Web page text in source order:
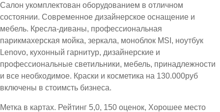
Салон укомплектован оборудованием в отличном
состоянии. Современное дизайнерское оснащение и
мебель. Кресла-диваны, профессиональная
парикмахерская мойка, зеркала, моноблок MSI, ноутбук
Lenovo, кухонный гарнитур, дизайнерские и
профессиональные светильники, мебель, принадлежности
и все необходимое. Краски и косметика на 130.000руб
включены в стоимсть бизнеса.
Метка в картах. Рейтинг 5,0, 150 оценок, Хорошее место